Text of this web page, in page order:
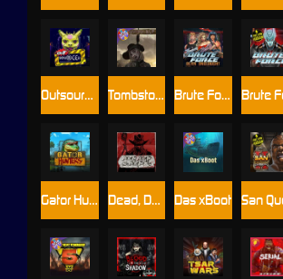
Dead, Dead, or Deader
Outsourced Brute Force: Alien Onslaught
Gator Hunters
Tombstone RIP
Das xBoot